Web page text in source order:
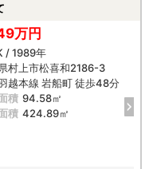
万円
/ 1989年
村上市松喜和2186-3
羽越本線 岩船町 徒歩48分
積 94.58㎡
積 424.89㎡